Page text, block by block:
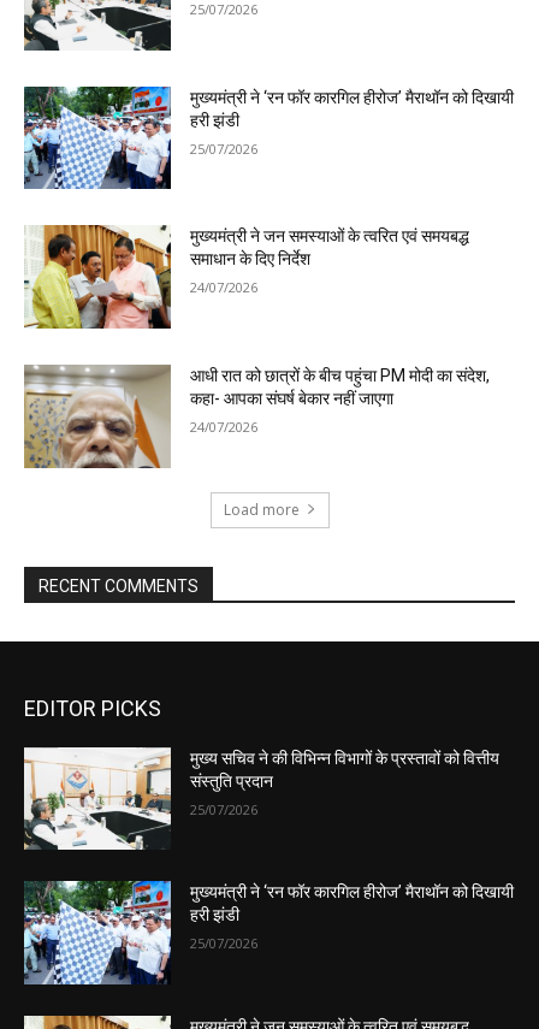
EDITOR PICKS
मुख्य सचिव ने की विभिन्न विभागों के प्रस्तावों को वित्तीय
संस्तुति प्रदान
25/07/2026
मुख्यमंत्री ने ‘रन फॉर कारगिल हीरोज’ मैराथॉन को दिखायी
हरी झंडी
25/07/2026